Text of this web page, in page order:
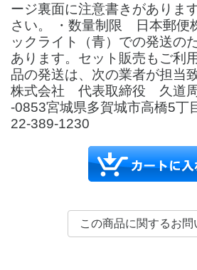
ージ裏面に注意書きがありま
さい。 ・数量制限 日本郵便
ックライト（青）での発送の
あります。セット販売もご利
品の発送は、次の業者が担当
株式会社 代表取締役 久道
-0853宮城県多賀城市高橋5
22-389-1230